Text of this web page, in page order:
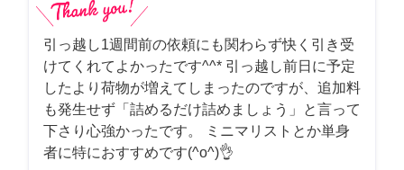
引っ越し1週間前の依頼にも関わらず快く引き受
けてくれてよかったです^^* 引っ越し前日に予定
したより荷物が増えてしまったのですが、追加料
も発生せず「詰めるだけ詰めましょう」と言って
下さり心強かったです。 ミニマリストとか単身
者に特におすすめです(^o^)👌